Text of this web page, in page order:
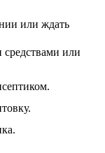
или ждать
или